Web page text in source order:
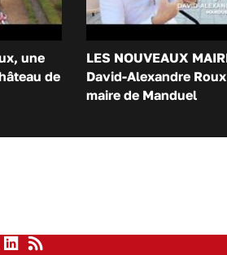
une
de
LES NOUVEAUX
David-Alexandre
maire de Manduel